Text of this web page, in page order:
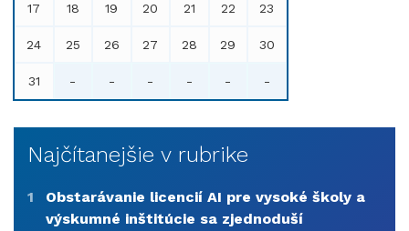
17 18 19 20 21 22 23
24 25 26 27 28 29 30
31 - - - - - -
Najčítanejšie v rubrike
1
Obstarávanie licencií AI pre vysoké školy a
výskumné inštitúcie sa zjednoduší